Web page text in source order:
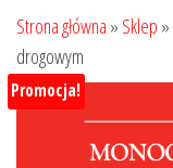
Strona główna » Sklep »
drogowym
Promocja!